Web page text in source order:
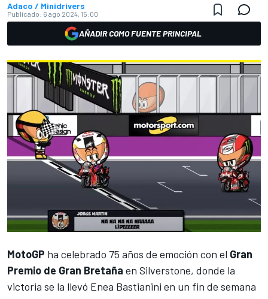
Adaco / Minidrivers
Publicado: 6 ago 2024, 15:00
AÑADIR COMO FUENTE PRINCIPAL
MotoGP ha celebrado 75 años de emoción con el Gran
Premio de Gran Bretaña en Silverstone, donde la
victoria se la llevó Enea Bastianini en un fin de semana